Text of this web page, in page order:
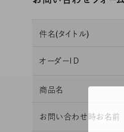
件名(タイトル)
オーダーＩＤ
商品名
お問い合わせ時お名前